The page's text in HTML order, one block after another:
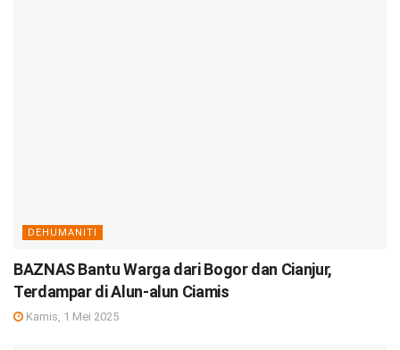
DEHUMANITI
BAZNAS Bantu Warga dari Bogor dan Cianjur,
Terdampar di Alun-alun Ciamis
Kamis, 1 Mei 2025